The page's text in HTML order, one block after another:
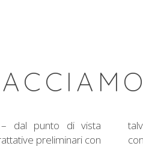
– dal punto di vista
preliminari con